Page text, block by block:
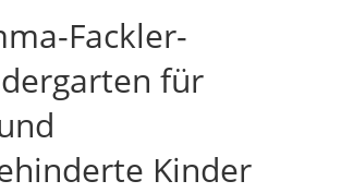
Fackler-
für
Kinder